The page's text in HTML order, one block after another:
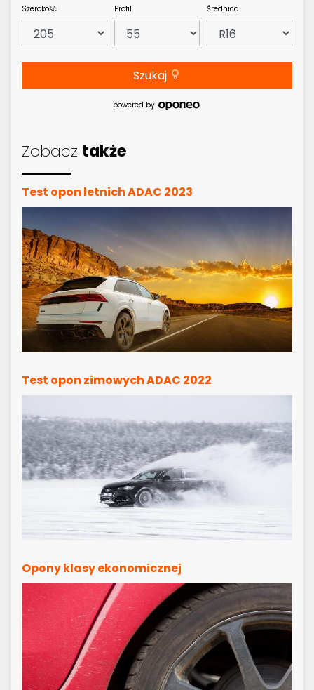
Szerokość Profil Średnica
Szukaj
powered by
Zobacz także
Test opon letnich ADAC 2023
Test opon zimowych ADAC 2022
Opony klasy ekonomicznej